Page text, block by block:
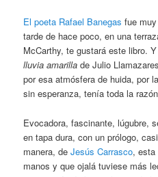
El poeta Rafael Banegas fue
tarde de hace poco, en una
McCarthy, te gustará este libro.
lluvia amarilla de Julio
por esa atmósfera de huida, por
sin esperanza, tenía toda la
Evocadora, fascinante, lúgubre,
en tapa dura, con un prólogo,
manera, deJesús Carrasco, esta
manos y que ojalá tuviese más